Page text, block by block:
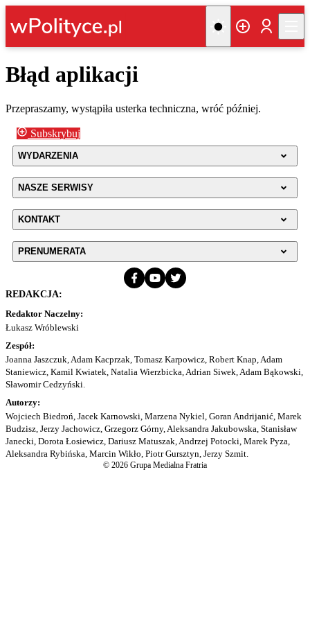
Błąd aplikacji
Przepraszamy, wystąpiła usterka techniczna, wróć później.
Subskrybuj
WYDARZENIA
NASZE SERWISY
KONTAKT
PRENUMERATA
REDAKCJA:
Redaktor Naczelny:
Łukasz Wróblewski
Zespół:
Joanna Jaszczuk, Adam Kacprzak, Tomasz Karpowicz, Robert Knap, Adam
Staniewicz, Kamil Kwiatek, Natalia Wierzbicka, Adrian Siwek, Adam Bąkowski,
Sławomir Cedzyński.
Autorzy:
Wojciech Biedroń, Jacek Karnowski, Marzena Nykiel, Goran Andrijanić, Marek
Budzisz, Jerzy Jachowicz, Grzegorz Górny, Aleksandra Jakubowska, Stanisław
Janecki, Dorota Łosiewicz, Dariusz Matuszak, Andrzej Potocki, Marek Pyza,
Aleksandra Rybińska, Marcin Wikło, Piotr Gursztyn, Jerzy Szmit.
© 2026 Grupa Medialna Fratria